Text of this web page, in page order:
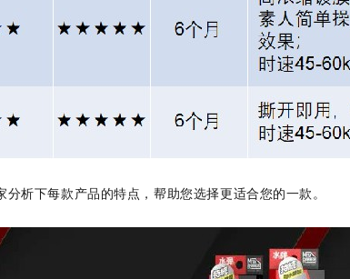
析下每款产品的特点，帮助您选择更适合您的一款。